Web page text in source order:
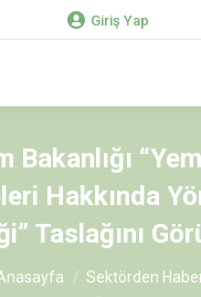
Giriş Yap
Bakanlığı
Hakkında
Taslağını
Sektörden